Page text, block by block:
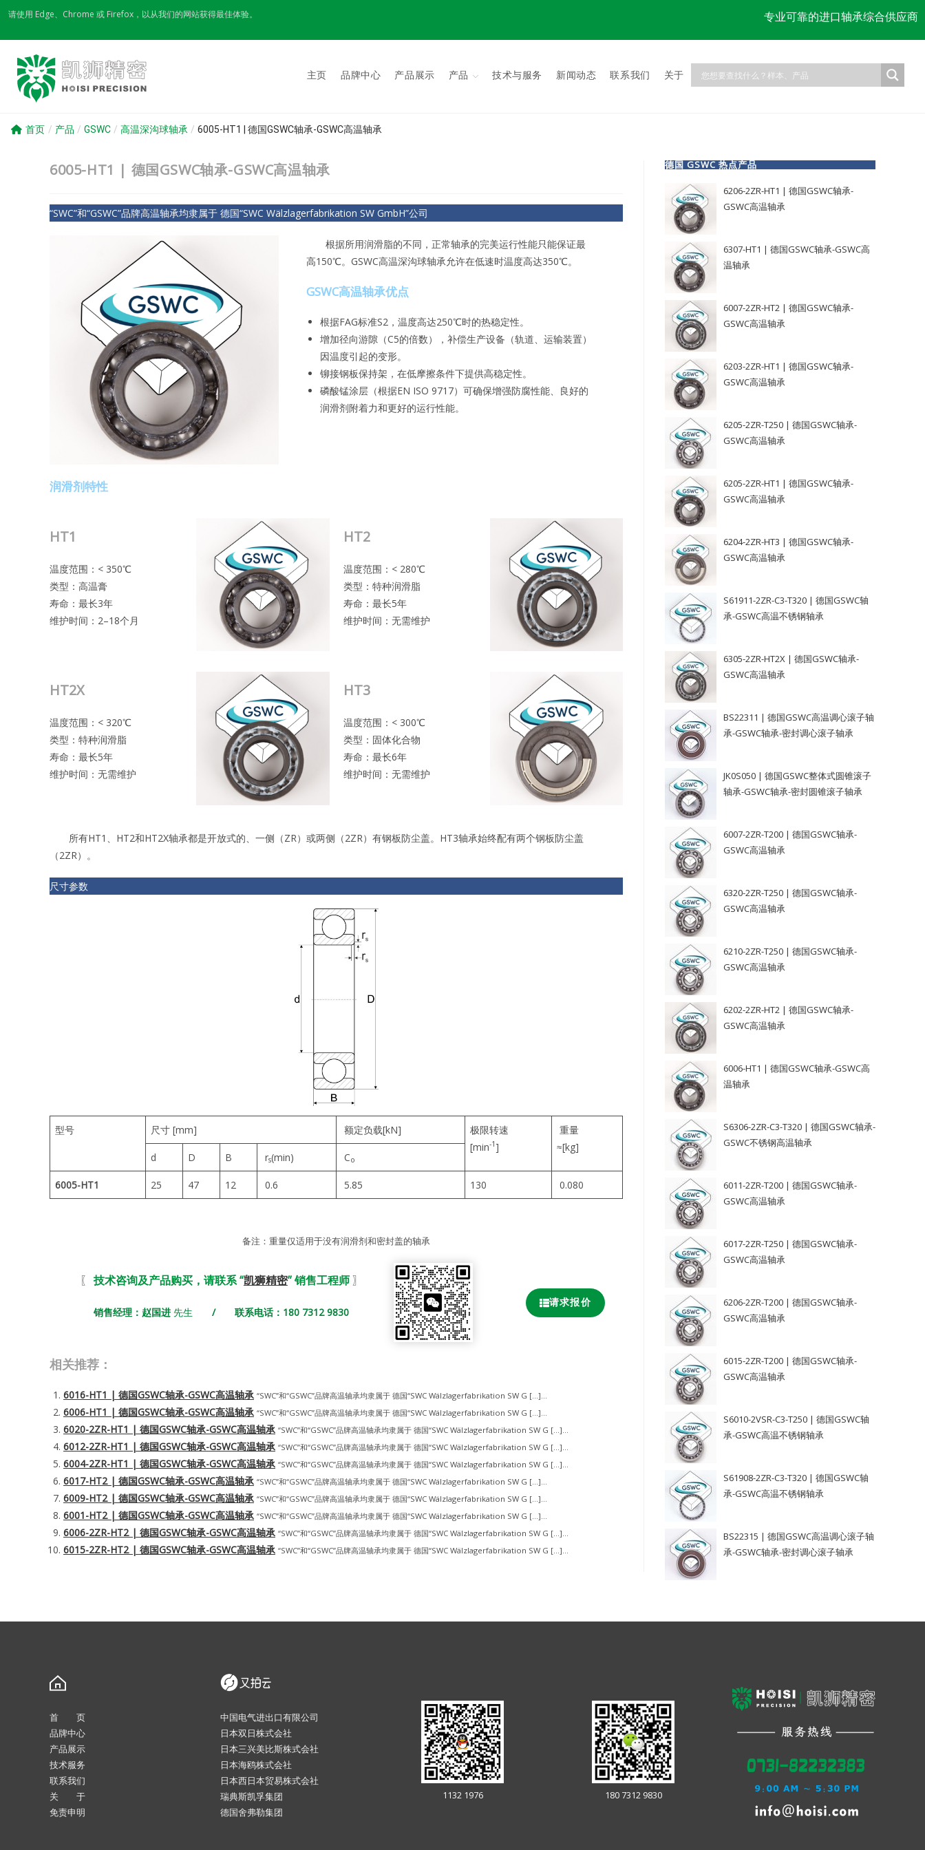
Skip
content
请使用 Edge、Chrome 或 Firefox，以从我们的网站获得最佳体验。 专业可靠的进口轴承综合供应商
主页 品牌中心 产品展示 产品 技术与服务 新闻动态 联系我们 关于
首页 / 产品 / GSWC / 高温深沟球轴承 / 6005-HT1 | 德国GSWC轴承-GSWC高温轴承
6005-HT1 | 德国GSWC轴承-GSWC高温轴承
“SWC”和“GSWC”品牌高温轴承均隶属于 德国“SWC Wälzlagerfabrikation SW GmbH”公司
根据所用润滑脂的不同，正常轴承的完美运行性能只能保证最
高150℃。GSWC高温深沟球轴承允许在低速时温度高达350℃。
GSWC高温轴承优点
根据FAG标准S2，温度高达250℃时的热稳定性。
增加径向游隙（C5的倍数），补偿生产设备（轨道、运输装置）
因温度引起的变形。
铆接钢板保持架，在低摩擦条件下提供高稳定性。
磷酸锰涂层（根据EN ISO 9717）可确保增强防腐性能、良好的
润滑剂附着力和更好的运行性能。
润滑剂特性
HT1
温度范围：< 350℃
类型：高温膏
寿命：最长3年
维护时间：2–18个月
HT2
温度范围：< 280℃
类型：特种润滑脂
寿命：最长5年
维护时间：无需维护
HT2X
温度范围：< 320℃
类型：特种润滑脂
寿命：最长5年
维护时间：无需维护
HT3
温度范围：< 300℃
类型：固体化合物
寿命：最长6年
维护时间：无需维护
所有HT1、HT2和HT2X轴承都是开放式的、一侧（ZR）或两侧（2ZR）有钢板防尘盖。HT3轴承始终配有两个钢板防尘盖
（2ZR）。
尺寸参数
型号 尺寸 [mm] 额定负载[kN]
极限转速
[min-1]
重量
≈[kg]
d D B rs(min) Co
6005-HT1 25 47 12 0.6 5.85 130 0.080
备注：重量仅适用于没有润滑剂和密封盖的轴承
〖 技术咨询及产品购买，请联系 “凯狮精密” 销售工程师〗
销售经理：赵国进先生 / 联系电话：180 7312 9830
请求报价
相关推荐：
6016-HT1 | 德国GSWC轴承-GSWC高温轴承 “SWC”和“GSWC”品牌高温轴承均隶属于 德国“SWC Wälzlagerfabrikation SW G […]...
6006-HT1 | 德国GSWC轴承-GSWC高温轴承 “SWC”和“GSWC”品牌高温轴承均隶属于 德国“SWC Wälzlagerfabrikation SW G […]...
6020-2ZR-HT1 | 德国GSWC轴承-GSWC高温轴承 “SWC”和“GSWC”品牌高温轴承均隶属于 德国“SWC Wälzlagerfabrikation SW G […]...
6012-2ZR-HT1 | 德国GSWC轴承-GSWC高温轴承 “SWC”和“GSWC”品牌高温轴承均隶属于 德国“SWC Wälzlagerfabrikation SW G […]...
6004-2ZR-HT1 | 德国GSWC轴承-GSWC高温轴承 “SWC”和“GSWC”品牌高温轴承均隶属于 德国“SWC Wälzlagerfabrikation SW G […]...
6017-HT2 | 德国GSWC轴承-GSWC高温轴承 “SWC”和“GSWC”品牌高温轴承均隶属于 德国“SWC Wälzlagerfabrikation SW G […]...
6009-HT2 | 德国GSWC轴承-GSWC高温轴承 “SWC”和“GSWC”品牌高温轴承均隶属于 德国“SWC Wälzlagerfabrikation SW G […]...
6001-HT2 | 德国GSWC轴承-GSWC高温轴承 “SWC”和“GSWC”品牌高温轴承均隶属于 德国“SWC Wälzlagerfabrikation SW G […]...
6006-2ZR-HT2 | 德国GSWC轴承-GSWC高温轴承 “SWC”和“GSWC”品牌高温轴承均隶属于 德国“SWC Wälzlagerfabrikation SW G […]...
6015-2ZR-HT2 | 德国GSWC轴承-GSWC高温轴承 “SWC”和“GSWC”品牌高温轴承均隶属于 德国“SWC Wälzlagerfabrikation SW G […]...
德国 GSWC 热点产品
6206-2ZR-HT1 | 德国GSWC轴承-
GSWC高温轴承
6307-HT1 | 德国GSWC轴承-GSWC高
温轴承
6007-2ZR-HT2 | 德国GSWC轴承-
GSWC高温轴承
6203-2ZR-HT1 | 德国GSWC轴承-
GSWC高温轴承
6205-2ZR-T250 | 德国GSWC轴承-
GSWC高温轴承
6205-2ZR-HT1 | 德国GSWC轴承-
GSWC高温轴承
6204-2ZR-HT3 | 德国GSWC轴承-
GSWC高温轴承
S61911-2ZR-C3-T320 | 德国GSWC轴
承-GSWC高温不锈钢轴承
6305-2ZR-HT2X | 德国GSWC轴承-
GSWC高温轴承
BS22311 | 德国GSWC高温调心滚子轴
承-GSWC轴承-密封调心滚子轴承
JK0S050 | 德国GSWC整体式圆锥滚子
轴承-GSWC轴承-密封圆锥滚子轴承
6007-2ZR-T200 | 德国GSWC轴承-
GSWC高温轴承
6320-2ZR-T250 | 德国GSWC轴承-
GSWC高温轴承
6210-2ZR-T250 | 德国GSWC轴承-
GSWC高温轴承
6202-2ZR-HT2 | 德国GSWC轴承-
GSWC高温轴承
6006-HT1 | 德国GSWC轴承-GSWC高
温轴承
S6306-2ZR-C3-T320 | 德国GSWC轴承-
GSWC不锈钢高温轴承
6011-2ZR-T200 | 德国GSWC轴承-
GSWC高温轴承
6017-2ZR-T250 | 德国GSWC轴承-
GSWC高温轴承
6206-2ZR-T200 | 德国GSWC轴承-
GSWC高温轴承
6015-2ZR-T200 | 德国GSWC轴承-
GSWC高温轴承
S6010-2VSR-C3-T250 | 德国GSWC轴
承-GSWC高温不锈钢轴承
S61908-2ZR-C3-T320 | 德国GSWC轴
承-GSWC高温不锈钢轴承
BS22315 | 德国GSWC高温调心滚子轴
承-GSWC轴承-密封调心滚子轴承
首 页
品牌中心
产品展示
技术服务
联系我们
关 于
免责申明
中国电气进出口有限公司
日本双日株式会社
日本三兴美比斯株式会社
日本海鸥株式会社
日本西日本贸易株式会社
瑞典斯凯孚集团
德国舍弗勒集团
1132 1976 180 7312 9830